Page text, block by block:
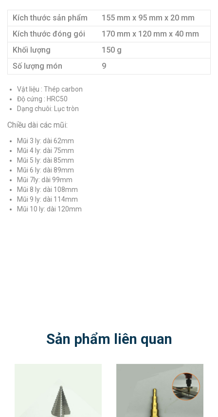
Kích thước sản phẩm
155 mm x 95 mm x 20 mm
Kích thước đóng gói
170 mm x 120 mm x 40 mm
Khối lượng
150 g
Số lượng món
9
Vật liệu : Thép carbon
Độ cứng : HRC50
Dạng chuôi: Lục tròn
Chiều dài các mũi:
Mũi 3 ly: dài 62mm
Mũi 4 ly: dài 75mm
Mũi 5 ly: dài 85mm
Mũi 6 ly: dài 89mm
Mũi 7ly: dài 99mm
Mũi 8 ly: dài 108mm
Mũi 9 ly: dài 114mm
Mũi 10 ly: dài 120mm
Sản phẩm liên quan